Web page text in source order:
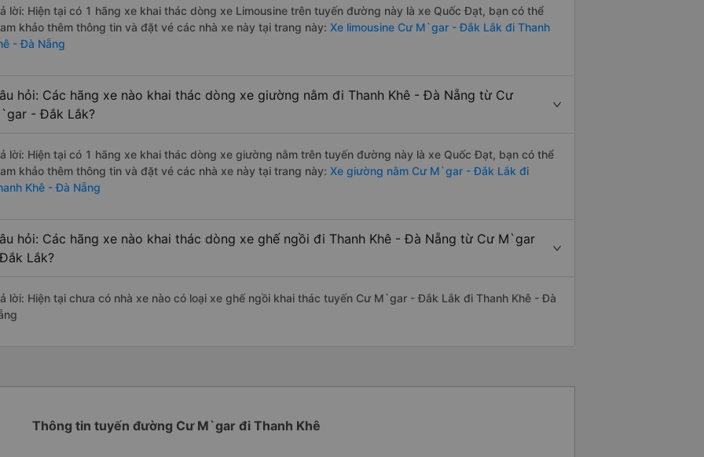
lời: Hiện tại có 1 hãng xe khai thác dòng xe Limousine trên tuyến đường này là xe Quốc Đạt, bạn có thể
khảo thêm thông tin và đặt vé các nhà xe này tại trang này: Xe limousine Cư M`gar - Đắk Lắk đi Thanh
- Đà Nẵng
hỏi: Các hãng xe nào khai thác dòng xe giường nằm đi Thanh Khê - Đà Nẵng từ Cư
- Đắk Lắk?
lời: Hiện tại có 1 hãng xe khai thác dòng xe giường nằm trên tuyến đường này là xe Quốc Đạt, bạn có thể
khảo thêm thông tin và đặt vé các nhà xe này tại trang này: Xe giường nằm Cư M`gar - Đắk Lắk đi
Khê - Đà Nẵng
hỏi: Các hãng xe nào khai thác dòng xe ghế ngồi đi Thanh Khê - Đà Nẵng từ Cư M`gar
Lắk?
lời: Hiện tại chưa có nhà xe nào có loại xe ghế ngồi khai thác tuyến Cư M`gar - Đắk Lắk đi Thanh Khê - Đà
Thông tin tuyến đường Cư M`gar đi Thanh Khê